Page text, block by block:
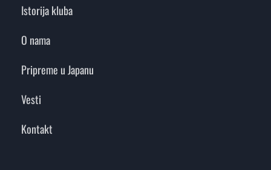
Istorija kluba
O nama
Pripreme u Japanu
Vesti
Kontakt